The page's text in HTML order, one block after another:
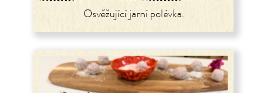
Osvěžující jarní polévka.